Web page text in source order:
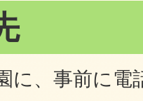
に、事前に電